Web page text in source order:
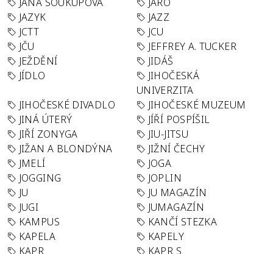
JAZYK
JAZZ
JCTT
JCU
JČU
JEFFREY A. TUCKER
JEŽDĚNÍ
JIDÁŠ
JÍDLO
JIHOČESKÁ
UNIVERZITA
JIHOČESKÉ DIVADLO
JIHOČESKÉ MUZEUM
JINÁ ÚTERÝ
JÍŘÍ POSPÍŠIL
JIŘÍ ZONYGA
JIU-JITSU
JIŽAN A BLONDÝNA
JIŽNÍ ČECHY
JMELÍ
JOGA
JOGGING
JOPLIN
JU
JU MAGAZÍN
JUGI
JUMAGAZÍN
KAMPUS
KANČÍ STEZKA
KAPELA
KAPELY
KAPR
KAPR S